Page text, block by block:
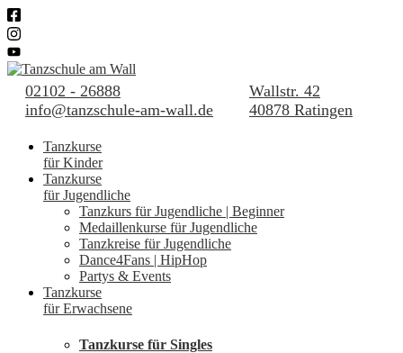
02102 - 26888
info@tanzschule-am-wall.de
Wallstr. 42
40878 Ratingen
Tanzkurse
für Kinder
Tanzkurse
für Jugendliche
Tanzkurs für Jugendliche | Beginner
Medaillenkurse für Jugendliche
Tanzkreise für Jugendliche
Dance4Fans | HipHop
Partys & Events
Tanzkurse
für Erwachsene
Tanzkurse für Singles